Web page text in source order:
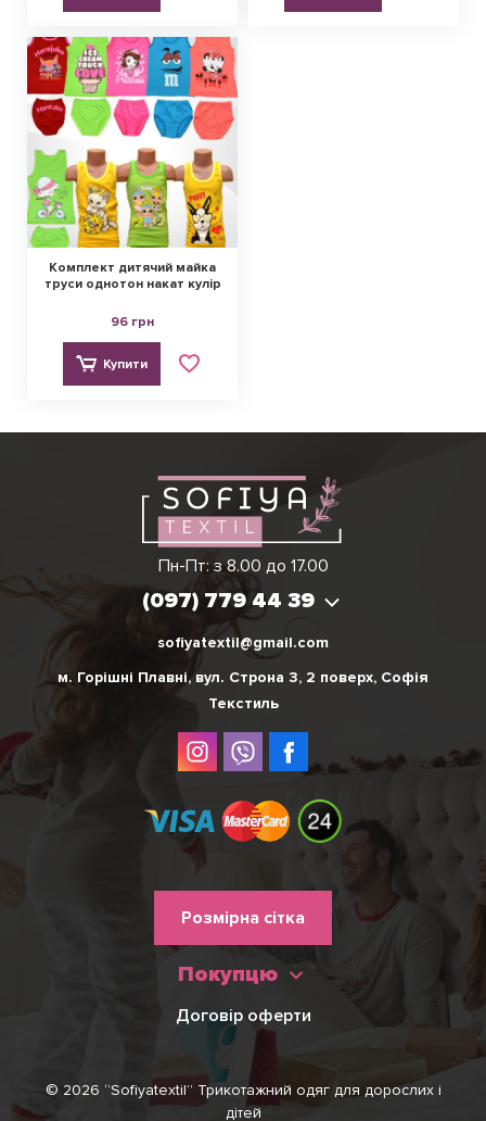
Комплект дитячий майка
труси однотон накат кулір
96 грн
Купити
Пн-Пт: з 8.00 до 17.00
(097) 779 44 39
Вікторія
(097) 779 44 39
sofiyatextil@gmail.com
м. Горішні Плавні, вул. Строна 3, 2 поверх, Софія
Текстиль
колонтитулу
Розмірна сітка
Покупцю
Договір оферти
© 2026 “Sofiyatextil” Трикотажний одяг для дорослих і
дітей